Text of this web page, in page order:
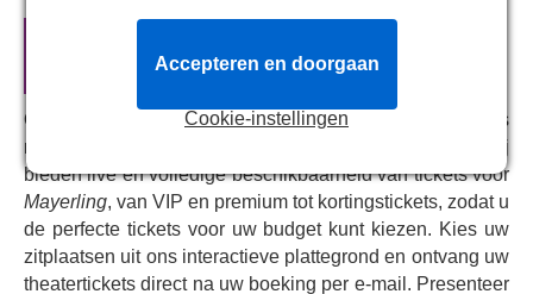
intriges, terwijl een koninklijk schandaal zich ontvouwt.
Het schetst een aangrijpend beeld van de diepten van de
weelderige decadentie van het Oostenrijks-Hongaarse
hof, in een verhaal over passie, schandaal en een
obsessie met de dood. Het verhaal van deze mysterieuze
dubbele zelfmoord in het jachtslot Mayerling is talloze
malen verfilmd en in de populaire cultuur verteld, en
MacMillan pakt het aan met zijn kenmerkende,
onverschrokken durf, waarbij hij de sociale en politieke
Mayerling
Ons centrale reserveringssysteem verbindt u rechtstreeks
met het kassasysteem van Royal Opera House. Wij
bieden live en volledige beschikbaarheid van tickets voor
Mayerling, van VIP en premium tot kortingstickets, zodat u
de perfecte tickets voor uw budget kunt kiezen. Kies uw
zitplaatsen uit ons interactieve plattegrond en ontvang uw
theatertickets direct na uw boeking per e-mail. Presenteer
Cookie-instellingen
Accepteren en doorgaan